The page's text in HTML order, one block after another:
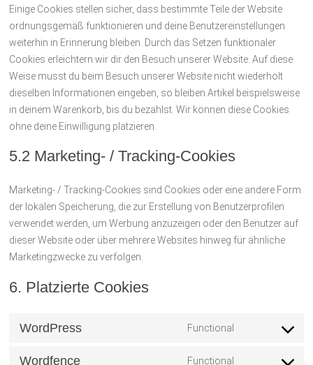
Einige Cookies stellen sicher, dass bestimmte Teile der Website
ordnungsgemäß funktionieren und deine Benutzereinstellungen
weiterhin in Erinnerung bleiben. Durch das Setzen funktionaler
Cookies erleichtern wir dir den Besuch unserer Website. Auf diese
Weise musst du beim Besuch unserer Website nicht wiederholt
dieselben Informationen eingeben, so bleiben Artikel beispielsweise
in deinem Warenkorb, bis du bezahlst. Wir können diese Cookies
ohne deine Einwilligung platzieren.
5.2 Marketing- / Tracking-Cookies
Marketing- / Tracking-Cookies sind Cookies oder eine andere Form
der lokalen Speicherung, die zur Erstellung von Benutzerprofilen
verwendet werden, um Werbung anzuzeigen oder den Benutzer auf
dieser Website oder über mehrere Websites hinweg für ähnliche
Marketingzwecke zu verfolgen.
6. Platzierte Cookies
WordPress Functional
Wordfence Functional